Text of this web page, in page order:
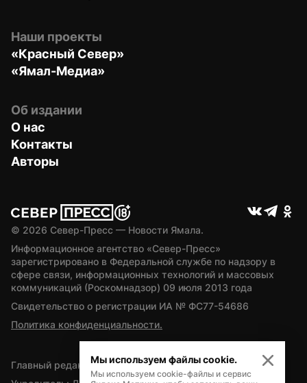
Наши проекты
«Красный Север»
«Ямал-Медиа»
Об издании
О нас
Контакты
Авторы
© 2026 Север-Пресс — Новости Ямала.
Информационное агентство «Север-Пресс»
зарегистрировано в Федеральной службе по надзору в
сфере связи, информационных технологий и массовых
коммуникаций (Роскомнадзор) 09 июля 2013 года
Свидетельство о регистрации ИА № ФС77-54686
Политика конфиденциальности.
Главный редактор — А.Л. Поздеев
Мы используем файлы cookie.
Мы используем cookie-файлы и сервис